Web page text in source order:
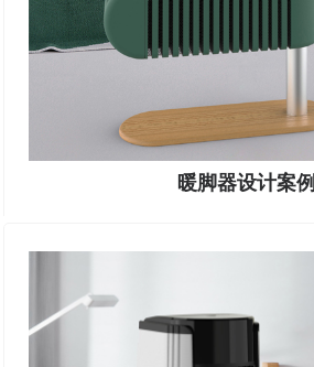
暖脚器设计案例